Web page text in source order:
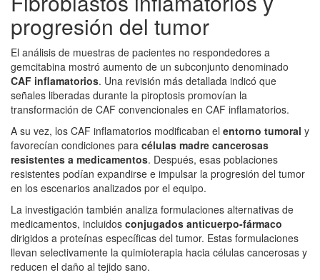
progresión del tumor
El análisis de muestras de pacientes no respondedores a
gemcitabina mostró aumento de un subconjunto denominado
CAF inflamatorios. Una revisión más detallada indicó que
señales liberadas durante la piroptosis promovían la
transformación de CAF convencionales en CAF inflamatorios.
A su vez, los CAF inflamatorios modificaban el entorno tumoral y
favorecían condiciones para células madre cancerosas
resistentes a medicamentos. Después, esas poblaciones
resistentes podían expandirse e impulsar la progresión del tumor
en los escenarios analizados por el equipo.
La investigación también analiza formulaciones alternativas de
medicamentos, incluidos conjugados anticuerpo-fármaco
dirigidos a proteínas específicas del tumor. Estas formulaciones
llevan selectivamente la quimioterapia hacia células cancerosas y
reducen el daño al tejido sano.